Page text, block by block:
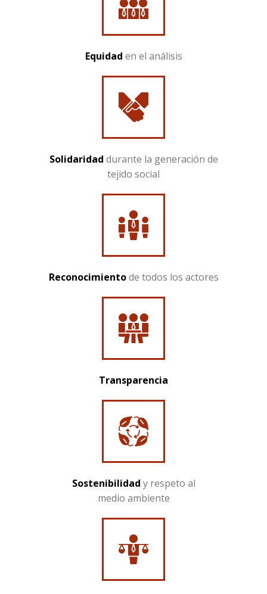
Equidad en el análisis
Solidaridad durante la generación de
tejido social
Reconocimientode todos los actores
Transparencia
Sostenibilidad y respeto al
medio ambiente